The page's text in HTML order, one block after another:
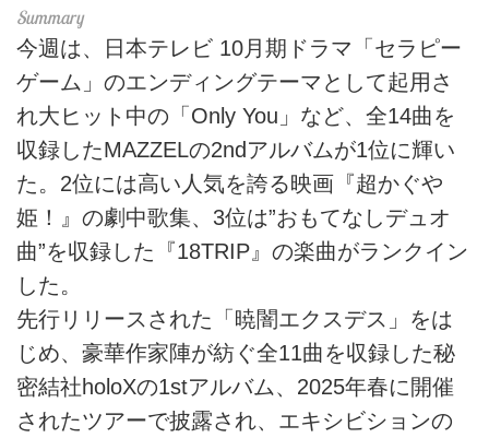
今週は、日本テレビ 10月期ドラマ「セラピー
ゲーム」のエンディングテーマとして起用さ
れ大ヒット中の「Only You」など、全14曲を
収録したMAZZELの2ndアルバムが1位に輝い
た。2位には高い人気を誇る映画『超かぐや
姫！』の劇中歌集、3位は”おもてなしデュオ
曲”を収録した『18TRIP』の楽曲がランクイン
した。
先行リリースされた「暁闇エクスデス」をは
じめ、豪華作家陣が紡ぐ全11曲を収録した秘
密結社holoXの1stアルバム、2025年春に開催
されたツアーで披露され、エキシビションの